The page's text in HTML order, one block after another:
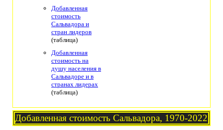
Добавленная
стоимость
Сальвадора и
стран лидеров
(таблица)
Добавленная
стоимость на
душу населения в
Сальвадоре и в
странах лидерах
(таблица)
Добавленная стоимость Сальвадора, 1970-2022